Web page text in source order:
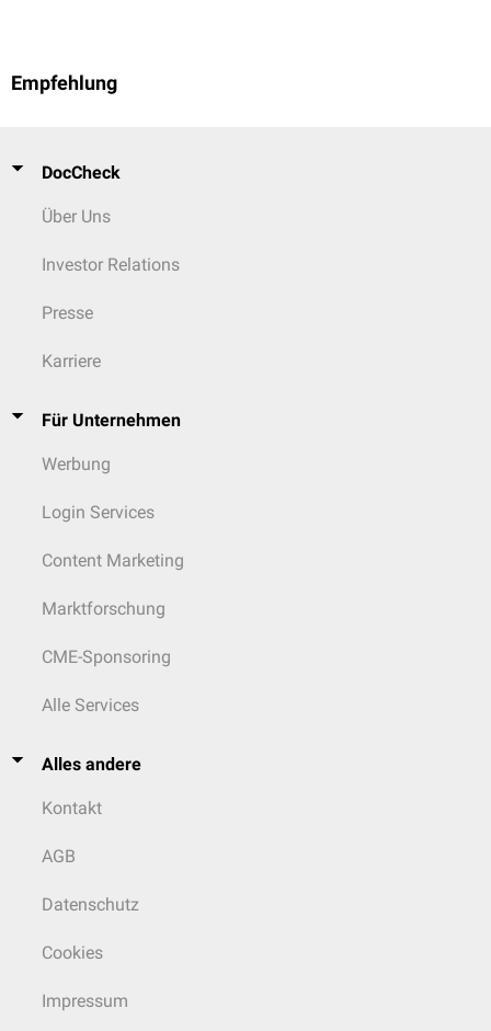
Empfehlung
DocCheck
Über Uns
Investor Relations
Presse
Karriere
Für Unternehmen
Werbung
Login Services
Content Marketing
Marktforschung
CME-Sponsoring
Alle Services
Alles andere
Kontakt
AGB
Datenschutz
Cookies
Impressum